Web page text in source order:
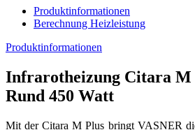
Produktinformationen
Berechnung Heizleistung
Produktinformationen
Infrarotheizung Citara M
Rund 450 Watt
Mit der Citara M Plus bringt VASNER